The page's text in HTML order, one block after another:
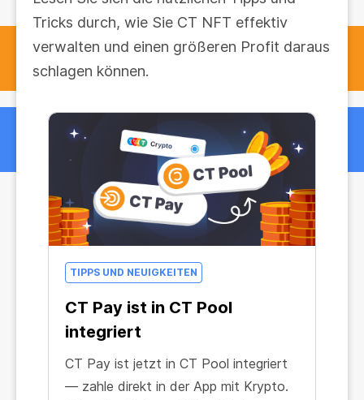
Tricks durch, wie Sie CT NFT effektiv
verwalten und einen größeren Profit daraus
schlagen können.
TIPPS UND NEUIGKEITEN
CT Pay ist in CT Pool
integriert
CT Pay ist jetzt in CT Pool integriert
— zahle direkt in der App mit Krypto.